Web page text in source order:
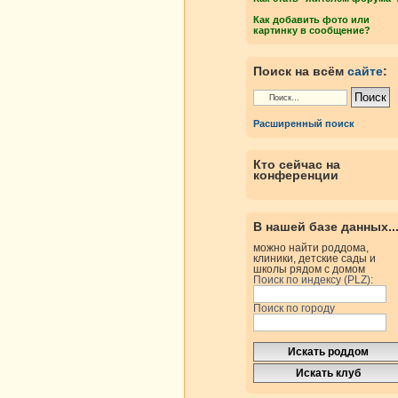
Как добавить фото или
картинку в сообщение?
Поиск на всём сайте:
Расширенный поиск
Кто сейчас на
конференции
В нашей базе данных...
можно найти роддома,
клиники, детские сады и
школы рядом с домом
Поиск по индексу (PLZ):
Поиск по городу